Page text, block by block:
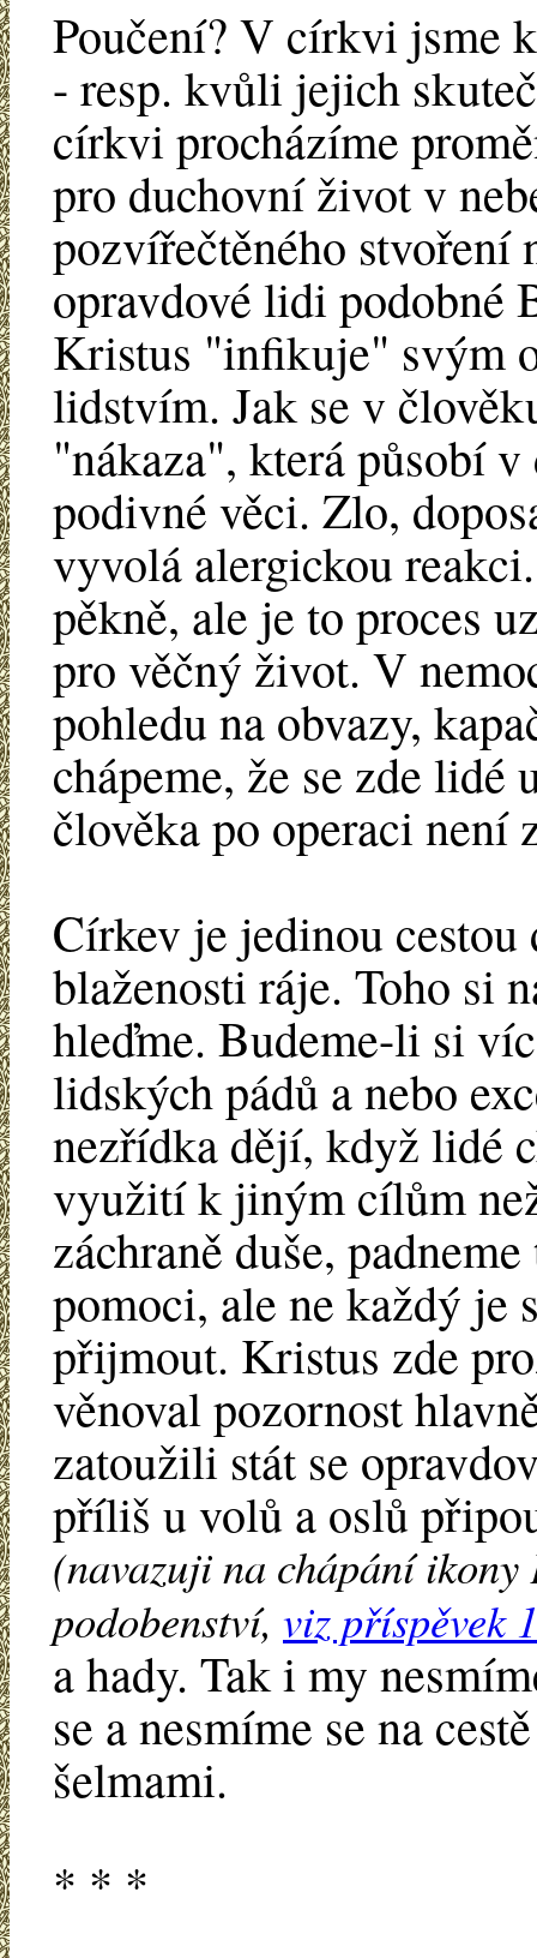
Poučení? V církvi jsme
- resp. kvůli jejich
církvi procházíme
pro duchovní život v
pozvířečtěného stvoření
opravdové lidi podobné
Kristus "infikuje" svým
lidstvím. Jak se v
"nákaza", která působí
podivné věci. Zlo,
vyvolá alergickou
pěkně, ale je to proces
pro věčný život. V
pohledu na obvazy,
chápeme, že se zde
člověka po operaci není
Církev je jedinou cestou
blaženosti ráje. Toho si
hleďme. Budeme-li si
lidských pádů a nebo
nezřídka dějí, když lidé
využití k jiným cílům
záchraně duše,
pomoci, ale ne každý je
přijmout. Kristus zde
věnoval pozornost
zatoužili stát se
příliš u volů a oslů
(navazuji na chápání
podobenství, viz příspěvek
a hady. Tak i my
se a nesmíme se na
šelmami.
* * *